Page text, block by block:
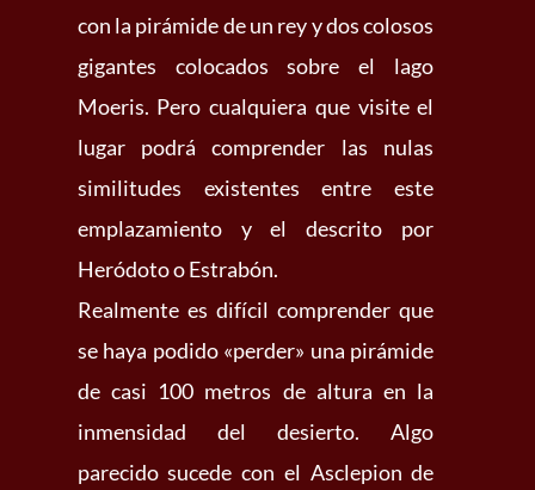
con la pirámide de un rey y dos colosos
gigantes colocados sobre el lago
Moeris. Pero cualquiera que visite el
lugar podrá comprender las nulas
similitudes existentes entre este
emplazamiento y el descrito por
Heródoto o Estrabón.
Realmente es difícil comprender que
se haya podido «perder» una pirámide
de casi 100 metros de altura en la
inmensidad del desierto. Algo
parecido sucede con el Asclepion de